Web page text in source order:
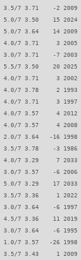
7 3.71    -2 2009
7 3.50    15 2024
7 3.64    14 2009
7 3.71     3 2005
7 3.71    -7 2003
7 3.50    20 2025
7 3.71     3 2002
7 3.78     2 1993
7 3.71     3 1997
7 3.57     4 2012
7 3.57     4 2008
7 3.64   -16 1998
7 3.78    -3 1986
7 3.29     7 2033
7 3.57    -6 2006
7 3.29    17 2033
7 3.36     1 2022
7 3.64    -6 1997
7 3.36    11 2019
7 3.64    -6 1995
7 3.57   -26 1998
7 3.43     1 2009